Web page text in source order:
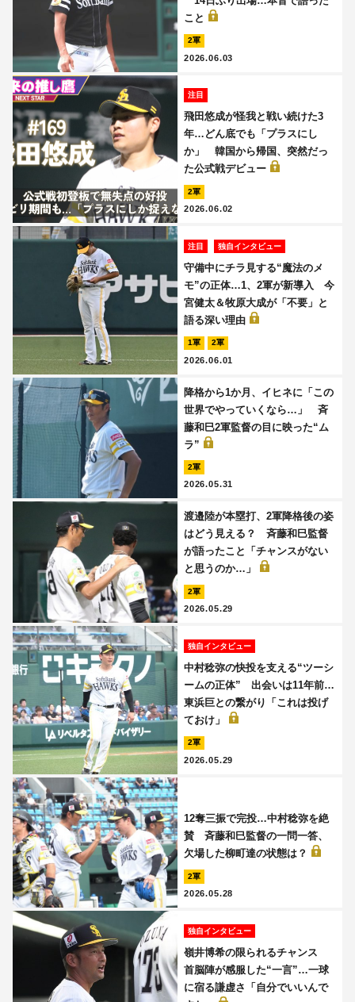
こと
2軍
2026.06.03
注目
飛田悠成が怪我と戦い続けた3
年…どん底でも「プラスにし
か」 韓国から帰国、突然だっ
た公式戦デビュー
2軍
2026.06.02
注目 独自インタビュー
守備中にチラ見する“魔法のメ
モ”の正体…1、2軍が新導入 今
宮健太＆牧原大成が「不要」と
語る深い理由
1軍 2軍
2026.06.01
降格から1か月、イヒネに「この
世界でやっていくなら…」 斉
藤和巳2軍監督の目に映った“ム
ラ”
2軍
2026.05.31
渡邉陸が本塁打、2軍降格後の姿
はどう見える？ 斉藤和巳監督
が語ったこと「チャンスがない
と思うのか…」
2軍
2026.05.29
独自インタビュー
中村稔弥の快投を支える“ツーシ
ームの正体” 出会いは11年前…
東浜巨との繋がり「これは投げ
ておけ」
2軍
2026.05.29
12奪三振で完投…中村稔弥を絶
賛 斉藤和巳監督の一問一答、
欠場した柳町達の状態は？
2軍
2026.05.28
独自インタビュー
嶺井博希の限られるチャンス
首脳陣が感服した“一言”…一球
に宿る謙虚さ「自分でいいんで